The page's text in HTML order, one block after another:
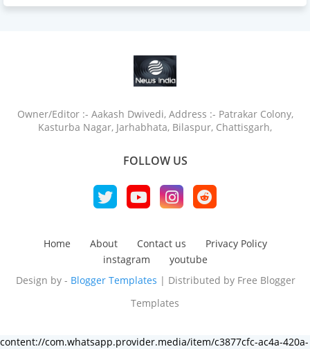
Owner/Editor :- Aakash Dwivedi, Address :- Patrakar Colony,
Kasturba Nagar, Jarhabhata, Bilaspur, Chattisgarh,
FOLLOW US
Home About Contact us
Privacy Policy
instagram
youtube
Design by - Blogger Templates | Distributed by Free Blogger
Templates
content://com.whatsapp.provider.media/item/c3877cfc-ac4a-420a-